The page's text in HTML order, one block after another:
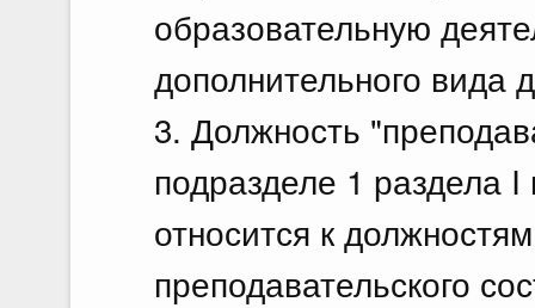
образовательную
дополнительного вида
3. Должность
подразделе 1 раздела
относится к
преподавательского